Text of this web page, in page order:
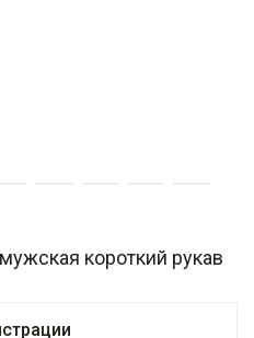
короткий рукав